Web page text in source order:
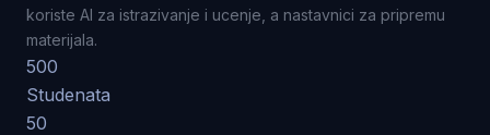
koriste AI za istrazivanje i ucenje, a nastavnici za pripremu
materijala.
500
Studenata
50